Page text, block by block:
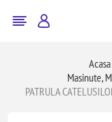
Acasa
Masinute,
PATRULA